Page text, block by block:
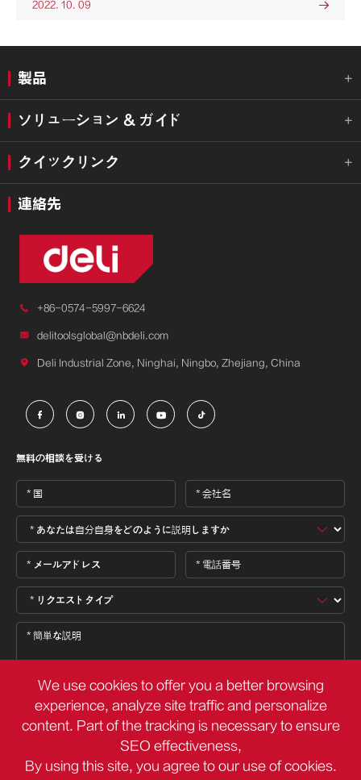
2022. 10. 09 
製品 
ソリューション & ガイド 
クイックリンク 
連絡先
 +86-0574-5997-6624
 delitoolsglobal@nbdeli.com
 Deli Industrial Zone, Ninghai, Ningbo, Zhejiang, China
    
無料の相談を受ける
We use cookies to offer you a better browsing
experience, analyze site traffic and personalize
content. Part of the tracking is necessary to ensure
SEO effectiveness,
By using this site, you agree to our use of cookies.